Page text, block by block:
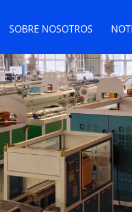
SOBRE NOSOTROS